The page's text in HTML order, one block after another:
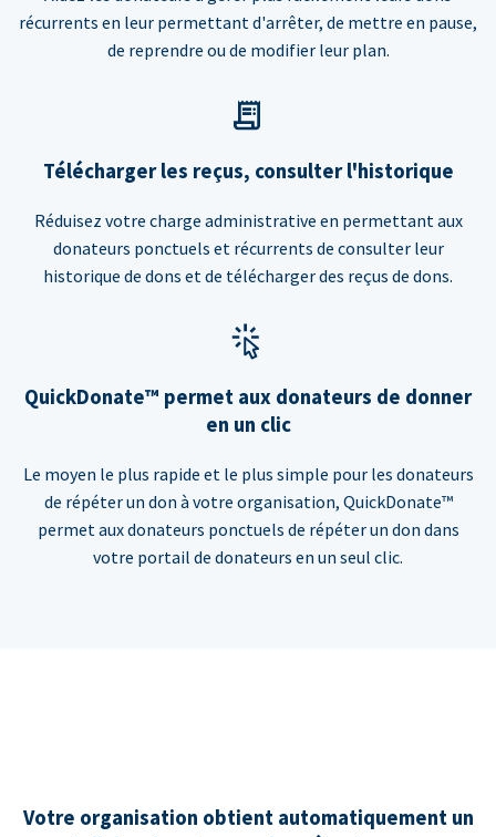
récurrents en leur permettant d'arrêter, de mettre en pause,
de reprendre ou de modifier leur plan.
Télécharger les reçus, consulter l'historique
Réduisez votre charge administrative en permettant aux
donateurs ponctuels et récurrents de consulter leur
historique de dons et de télécharger des reçus de dons.
QuickDonate™ permet aux donateurs de donner
en un clic
Le moyen le plus rapide et le plus simple pour les donateurs
de répéter un don à votre organisation, QuickDonate™
permet aux donateurs ponctuels de répéter un don dans
votre portail de donateurs en un seul clic.
Votre organisation obtient automatiquement un